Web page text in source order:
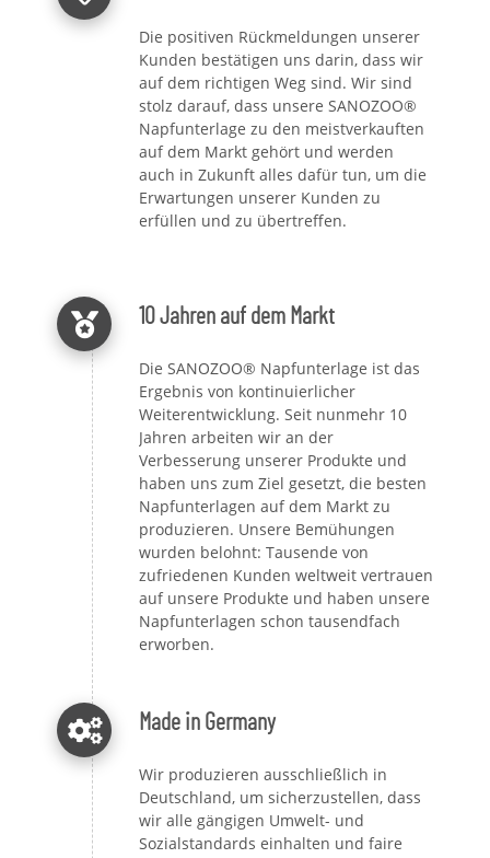
Die positiven Rückmeldungen unserer
Kunden bestätigen uns darin, dass wir
auf dem richtigen Weg sind. Wir sind
stolz darauf, dass unsere SANOZOO®
Napfunterlage zu den meistverkauften
auf dem Markt gehört und werden
auch in Zukunft alles dafür tun, um die
Erwartungen unserer Kunden zu
erfüllen und zu übertreffen.
10 Jahren auf dem Markt
Die SANOZOO® Napfunterlage ist das
Ergebnis von kontinuierlicher
Weiterentwicklung. Seit nunmehr 10
Jahren arbeiten wir an der
Verbesserung unserer Produkte und
haben uns zum Ziel gesetzt, die besten
Napfunterlagen auf dem Markt zu
produzieren. Unsere Bemühungen
wurden belohnt: Tausende von
zufriedenen Kunden weltweit vertrauen
auf unsere Produkte und haben unsere
Napfunterlagen schon tausendfach
erworben.
Made in Germany
Wir produzieren ausschließlich in
Deutschland, um sicherzustellen, dass
wir alle gängigen Umwelt- und
Sozialstandards einhalten und faire